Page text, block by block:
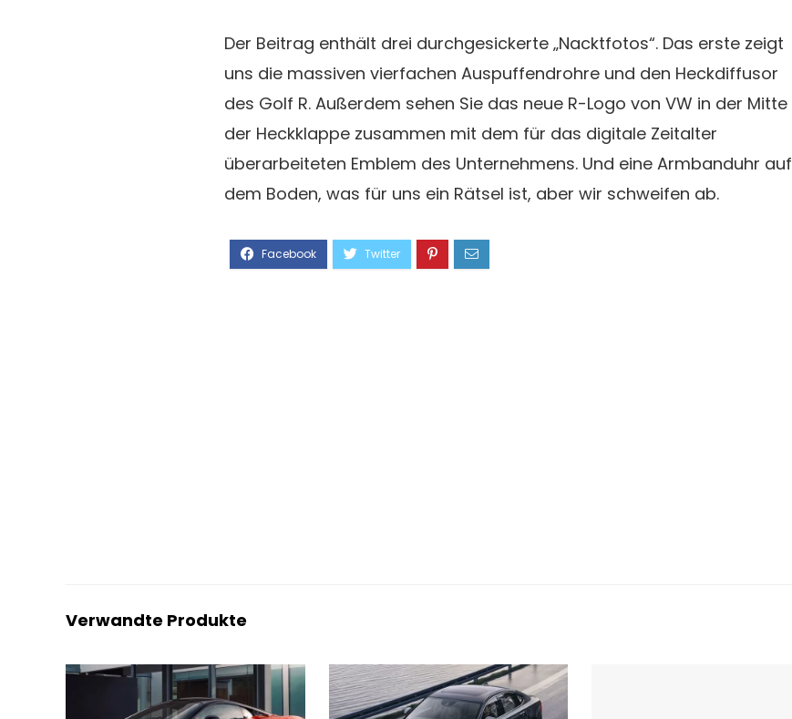
Der Beitrag enthält drei durchgesickerte „Nacktfotos“. Das erste zeigt
uns die massiven vierfachen Auspuffendrohre und den Heckdiffusor
des Golf R. Außerdem sehen Sie das neue R-Logo von VW in der Mitte
der Heckklappe zusammen mit dem für das digitale Zeitalter
überarbeiteten Emblem des Unternehmens. Und eine Armbanduhr auf
dem Boden, was für uns ein Rätsel ist, aber wir schweifen ab.
Verwandte Produkte